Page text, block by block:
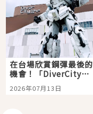
在台場欣賞鋼彈最後的
機會！「DiverCity
Tokyo Plaza」搭船、
購物、美食及夜景，一
2026年07月13日